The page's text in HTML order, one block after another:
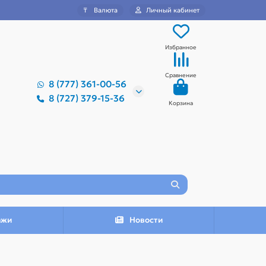
₸ Валюта Личный кабинет
8 (777) 361-00-56
8 (727) 379-15-36
Избранное
Сравнение
Корзина
Новости